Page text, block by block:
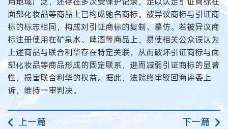
面部化妆品等商品上已构成驰名商标。被异议商标与引证商
标的标志相同，构成对引证商标的复制、摹仿。若被异议商
标注册使用在矿泉水、啤酒等商品上，易使相关公众误认为
上述商品与联合利华存在特定关联，从而破坏引证商标与面
部化妆品等商品形成的固定联系，进而减弱引证商标的显著
性，损害联合利华的权益。据此，法院终审驳回商评委上
诉，维持一审判决。
上一篇 下一篇